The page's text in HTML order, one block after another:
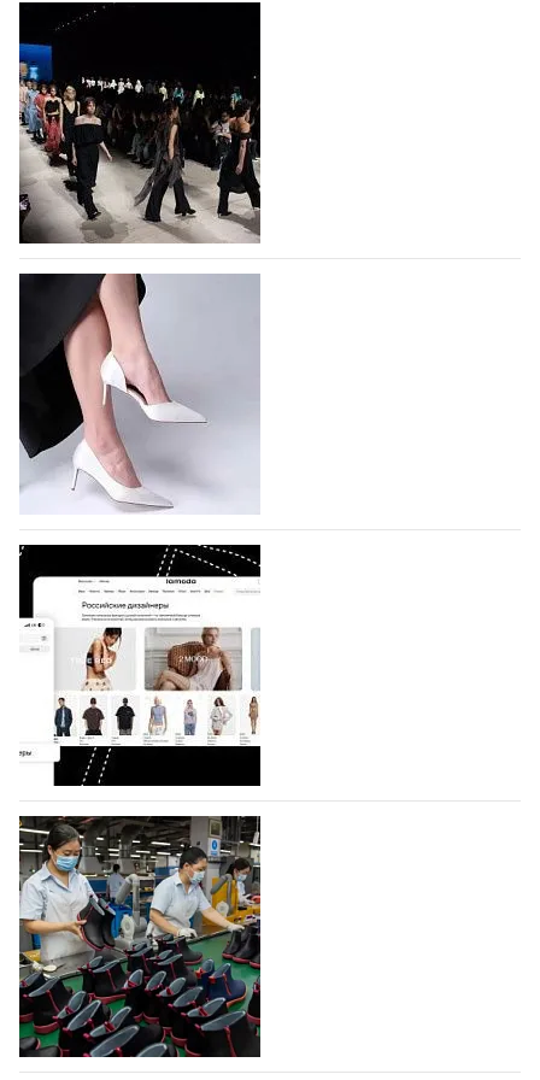
На участие в Московской неделе моды
подано 1047 заявок
На участие в седьмой Московской неделе моды,
которая пройдет в российской столице с 26 сентября
по 1 октября, уже подано 1047 заявок. Примерно
половину из них (494) прислали дизайнеры,
коллекции которых не были представлены в…
07.08.2026 90
BALLINA представит свои новинки на Euro
Shoes
Компания BALLINA Guangzhou Lihuang Footwear
Co., Ltd., основанная в 2011 году и расположенная в
Гуанчжоу, столице моды Китая, является
профессиональной обувной компанией,
объединяющей разработку, производство и…
07.08.2026 108
На платформе Lamoda - новый раздел и
условия продвижения локальных
дизайнерских марок
Российский маркетплейс Lamoda решил обновить
раздел для продажи продукции локальных
дизайнерских марок одежды, обуви и аксессуаров.
Бренды также получат маркетинговую…
06.08.2026 406